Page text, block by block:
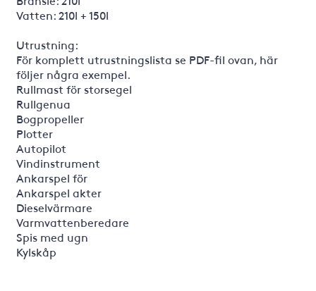
Vatten: 210l + 150l
Utrustning:
För komplett utrustningslista se PDF-fil ovan, här
följer några exempel.
Rullmast för storsegel
Rullgenua
Bogpropeller
Plotter
Autopilot
Vindinstrument
Ankarspel för
Ankarspel akter
Dieselvärmare
Varmvattenberedare
Spis med ugn
Kylskåp